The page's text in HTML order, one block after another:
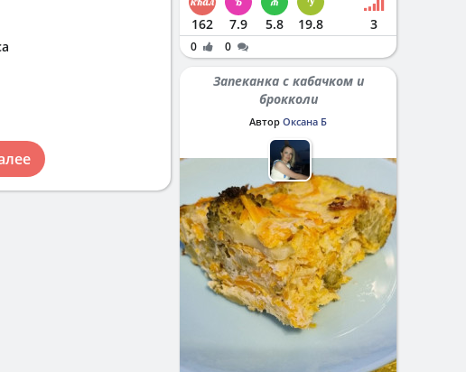
162 7.9 5.8 19.8 3
0 0
Запеканка с кабачком и
брокколи
Автор Оксана Б